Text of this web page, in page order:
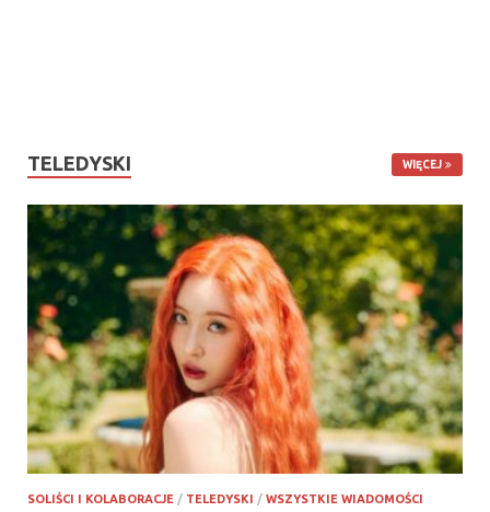
TELEDYSKI WIĘCEJ
SOLIŚCI I KOLABORACJE / TELEDYSKI / WSZYSTKIE WIADOMOŚCI